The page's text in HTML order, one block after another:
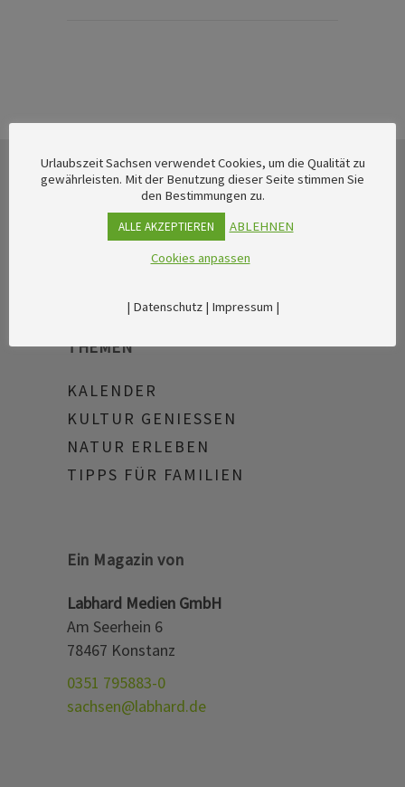
THEMEN
KALENDER
KULTUR GENIESSEN
NATUR ERLEBEN
TIPPS FÜR FAMILIEN
Ein Magazin von
Labhard Medien GmbH
Am Seerhein 6
78467 Konstanz
0351 795883-0
sachsen@labhard.de
Urlaubszeit Sachsen verwendet Cookies, um die Qualität zu
gewährleisten. Mit der Benutzung dieser Seite stimmen Sie
den Bestimmungen zu.
ALLE AKZEPTIEREN
ABLEHNEN
Cookies anpassen
| Datenschutz| Impressum |